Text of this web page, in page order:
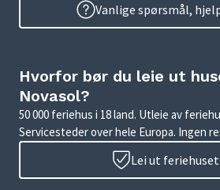
Vanlige spørsmål,
Hvorfor bør du leie ut
Novasol?
50 000 feriehus i 18 land. Utleie av
Servicesteder over hele Europa. Ingen
Lei ut